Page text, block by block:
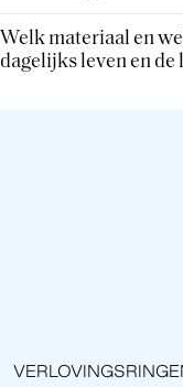
Welk materiaal en
dagelijks leven en